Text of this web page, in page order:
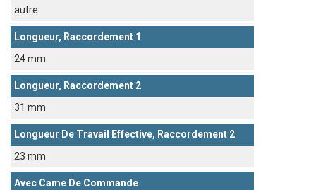
autre
Longueur, Raccordement 1
24 mm
Longueur, Raccordement 2
31 mm
Longueur De Travail Effective, Raccordement 2
23 mm
Avec Came De Commande